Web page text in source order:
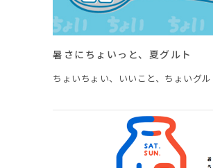
暑さにちょいっと、夏グルト
ちょいちょい、いいこと、ちょいグル